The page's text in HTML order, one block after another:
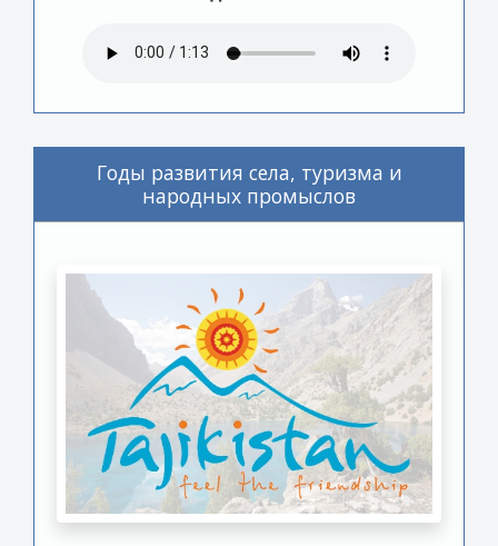
Годы развития села, туризма и
народных промыслов